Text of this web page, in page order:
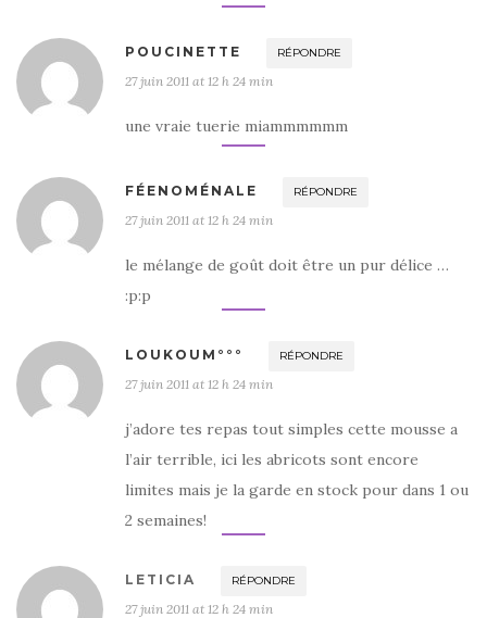
POUCINETTE RÉPONDRE
27 juin 2011 at 12 h 24 min
une vraie tuerie miammmmmm
FÉENOMÉNALE RÉPONDRE
27 juin 2011 at 12 h 24 min
le mélange de goût doit être un pur délice …
:p:p
LOUKOUM°°° RÉPONDRE
27 juin 2011 at 12 h 24 min
j’adore tes repas tout simples cette mousse a
l’air terrible, ici les abricots sont encore
limites mais je la garde en stock pour dans 1 ou
2 semaines!
LETICIA RÉPONDRE
27 juin 2011 at 12 h 24 min